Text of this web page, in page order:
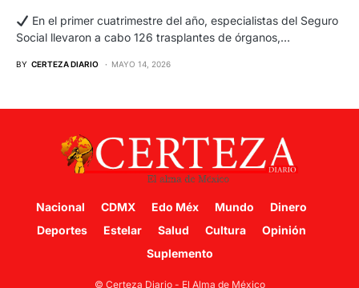
En el primer cuatrimestre del año, especialistas del Seguro
Social llevaron a cabo 126 trasplantes de órganos,…
BY CERTEZA DIARIO MAYO 14, 2026
Nacional CDMX Edo Méx Mundo
Dinero
Deportes
Estelar Salud Cultura
Opinión
Suplemento
© Certeza Diario - El Alma de México